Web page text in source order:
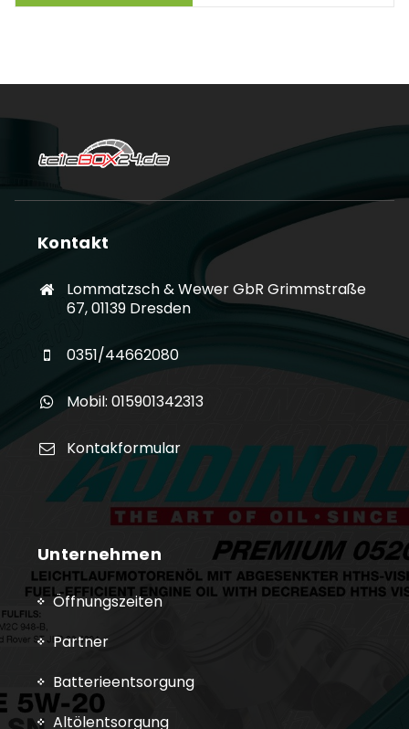
Kontakt
Lommatzsch & Wewer GbR Grimmstraße
67, 01139 Dresden
0351/44662080
Mobil: 015901342313
Kontakformular
Unternehmen
Öffnungszeiten
Partner
Batterieentsorgung
Altölentsorgung